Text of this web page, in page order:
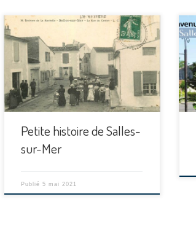
[…]
Petite histoire de Salles-
sur-Mer
Publié5 mai 2021